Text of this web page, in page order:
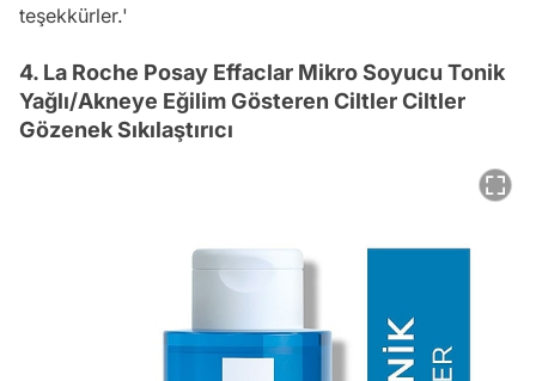
teşekkürler.'
4. La Roche Posay Effaclar Mikro Soyucu Tonik
Yağlı/Akneye Eğilim Gösteren Ciltler Ciltler
Gözenek Sıkılaştırıcı